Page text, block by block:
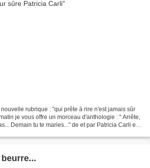
rubrique : "qui prête à rire n'est jamais sûr
je vous offre un morceau d'anthologie : " Arrête,
Demain tu te maries..." de et par Patricia Carli en